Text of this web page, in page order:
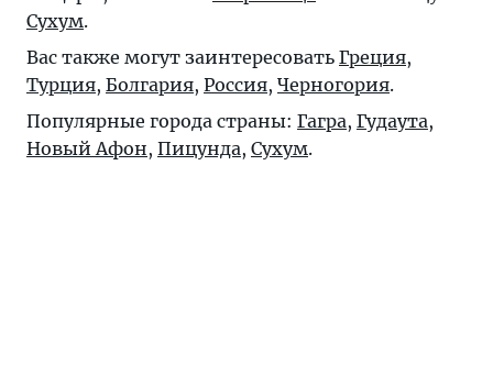
Сухум.
Вас также могут заинтересовать Греция,
Турция, Болгария, Россия, Черногория.
Популярные города страны: Гагра, Гудаута,
Новый Афон, Пицунда, Сухум.